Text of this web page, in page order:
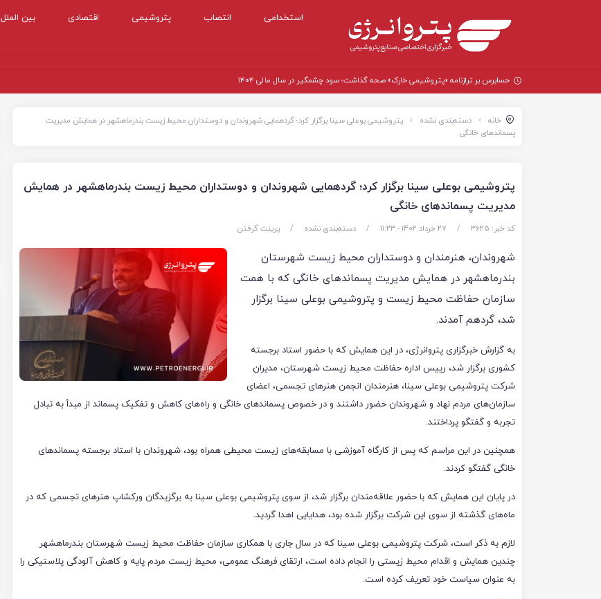
استخدامی انتصاب پتروشیمی اقتصادی بین الملل
حسابرس بر ترازنامه «پتروشیمی خارک» صحه گذاشت؛ سود چشمگیر در سال مالی ۱۴۰۴
خانه دسته‌بندی نشده
پتروشیمی بوعلی سینا برگزار کرد؛ گردهمایی شهروندان و دوستداران محیط زیست بندرماهشهر در همایش مدیریت
پسماندهای خانگی
پتروشیمی بوعلی سینا برگزار کرد؛ گردهمایی شهروندان و دوستداران محیط زیست بندرماهشهر در همایش
مدیریت پسماندهای خانگی
کد خبر: 3625 / 27 خرداد 1402 - ۱۱:۲۳ / دسته‌بندی نشده / پرینت گرفتن
شهروندان، هنرمندان و دوستداران محیط زیست شهرستان
بندرماهشهر در همایش مدیریت پسماندهای خانگی که با همت
سازمان حفاظت محیط زیست و پتروشیمی بوعلی سینا برگزار
شد، گردهم آمدند.
به گزارش خبرگزاری پتروانرژی، در این همایش که با حضور استاد برجسته
کشوری برگزار شد، رییس اداره حفاظت محیط زیست شهرستان، مدیران
شرکت پتروشیمی بوعلی سینا، هنرمندان انجمن هنرهای تجسمی، اعضای
سازمان‌های مردم نهاد و شهروندان حضور داشتند و در خصوص پسماندهای خانگی و راه‌های کاهش و تفکیک پسماند از مبدأ به تبادل
تجربه و گفتگو پرداختند.
همچنین در این مراسم که پس از کارگاه آموزشی با مسابقه‌های زیست محیطی همراه بود، شهروندان با استاد برجسته پسماندهای
خانگی گفتگو کردند.
در پایان این همایش که با حضور علاقه‌مندان برگزار شد، از سوی پتروشیمی بوعلی سینا به برگزیدگان ورکشاپ هنرهای تجسمی که در
ماه‌های گذشته از سوی این شرکت برگزار شده بود، هدایایی اهدا گردید.
لازم به ذکر است، شرکت پتروشیمی بوعلی سینا که در سال جاری با همکاری سازمان حفاظت محیط زیست شهرستان بندرماهشهر
چندین همایش و اقدام محیط زیستی را انجام داده است، ارتقای فرهنگ عمومی، محیط زیست مردم پایه و کاهش آلودگی پلاستیکی را
به عنوان سیاست خود تعریف کرده است.